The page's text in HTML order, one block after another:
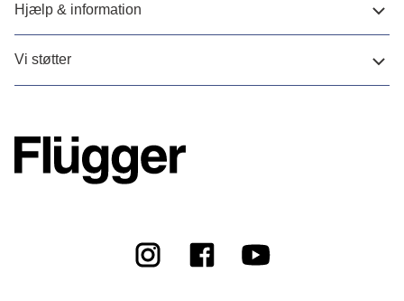
Hjælp & information
Vi støtter